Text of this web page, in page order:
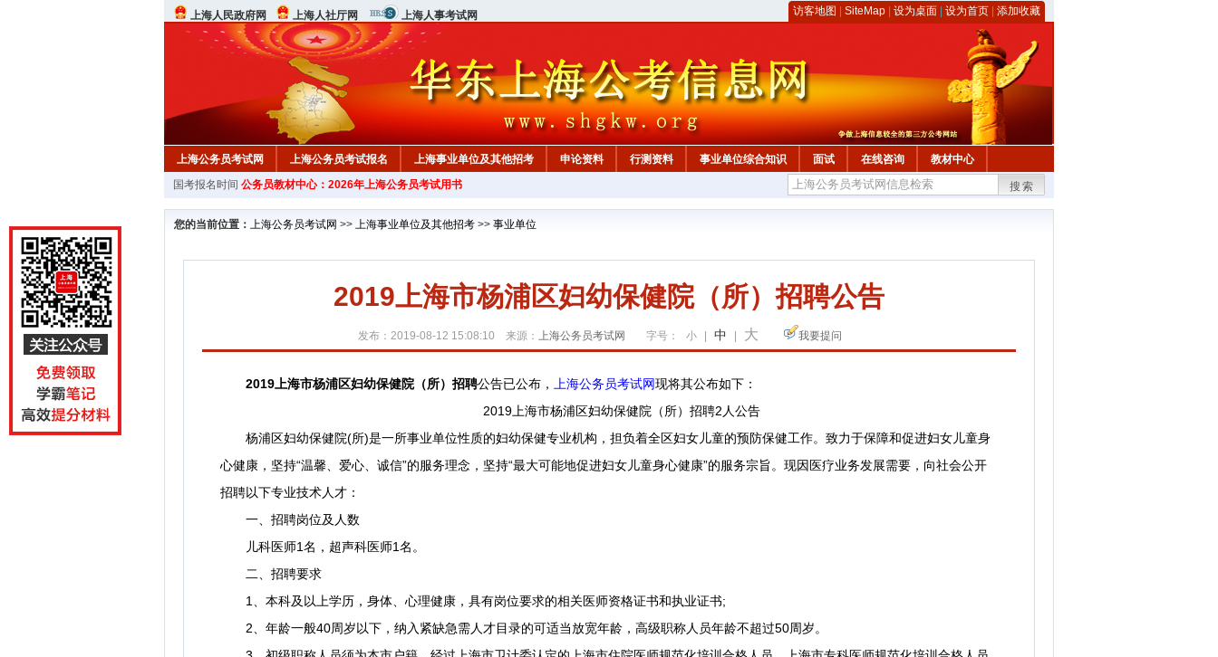
上海人民政府网 上海人社厅网 上海人事考试网 访客地图 SiteMap 设为桌面 设为首页 添加收藏
上海公务员考试网 上海公务员考试报名 上海事业单位及其他招考 申论资料 行测资料 事业单位综合知识 面试 在线咨询
教材中心
国考报名时间 公务员教材中心：2026年上海公务员考试用书 搜索
您的当前位置： 上海公务员考试网 >> 上海事业单位及其他招考 >> 事业单位
2019上海市杨浦区妇幼保健院（所）招聘公告
发布：2019-08-12 15:08:10 来源： 上海公务员考试网 字号： 小 中 大 我要提问
2019上海市杨浦区妇幼保健院（所）招聘公告已公布， 上海公务员考试网现将其公布如下：
2019上海市杨浦区妇幼保健院（所）招聘2人公告
杨浦区妇幼保健院(所)是一所事业单位性质的妇幼保健专业机构，担负着全区妇女儿童的预防保健工作。致力于保障和促进妇女儿童身
心健康，坚持“温馨、爱心、诚信”的服务理念，坚持“最大可能地促进妇女儿童身心健康”的服务宗旨。现因医疗业务发展需要，向社会公开
招聘以下专业技术人才：
一、招聘岗位及人数
儿科医师1名，超声科医师1名。
二、招聘要求
1、本科及以上学历，身体、心理健康，具有岗位要求的相关医师资格证书和执业证书;
2、年龄一般40周岁以下，纳入紧缺急需人才目录的可适当放宽年龄，高级职称人员年龄不超过50周岁。